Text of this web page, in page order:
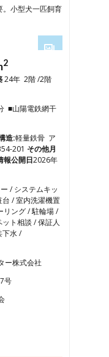
。小型犬一匹飼育
2
3
5
7
8
9
10
12
13
14
15
2
24年 2階 /2階
■山陽電鉄網干
造:軽量鉄骨 ア
201 その他月
報公開日2026年
/ システムキッ
/ 室内洗濯機置
リング / 駐輪場 /
ト相談 / 保証人
下水 /
ー株式会社
号